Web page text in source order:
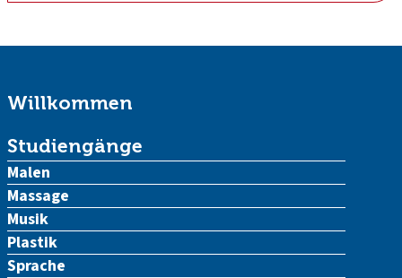
Willkommen
Studiengänge
Malen
Massage
Musik
Plastik
Sprache